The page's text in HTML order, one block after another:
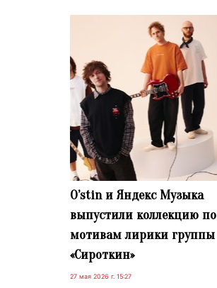
O’stin и Яндекс Музыка
выпустили коллекцию по
мотивам лирики группы
«Сироткин»
27 мая 2026 г. 15:27